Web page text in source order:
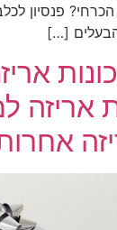
פנסיון
[…]
אריזה